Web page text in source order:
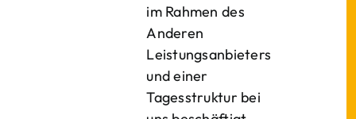
im Rahmen des
Anderen
Leistungsanbieters
und einer
Tagesstruktur bei